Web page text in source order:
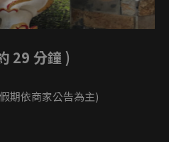
29 分鐘 )
期依商家公告為主)